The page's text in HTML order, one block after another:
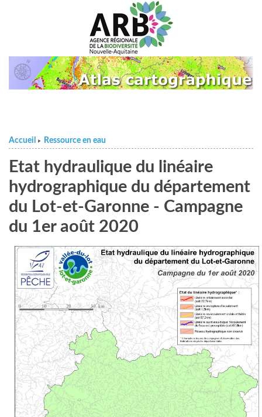
Accueil > Ressource en eau
Etat hydraulique du linéaire
hydrographique du département
du Lot-et-Garonne - Campagne
du 1er août 2020